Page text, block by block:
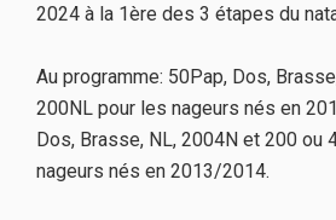
2024 à la 1ère des 3 étapes du
Au programme: 50Pap, Dos,
200NL pour les nageurs nés en
Dos, Brasse, NL, 2004N et 200 ou
nageurs nés en 2013/2014.